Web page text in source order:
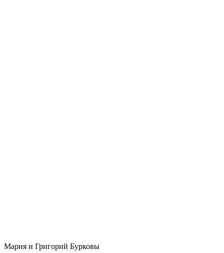
Мария и Григорий Бурковы